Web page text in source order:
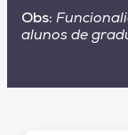
Obs:
alunos de